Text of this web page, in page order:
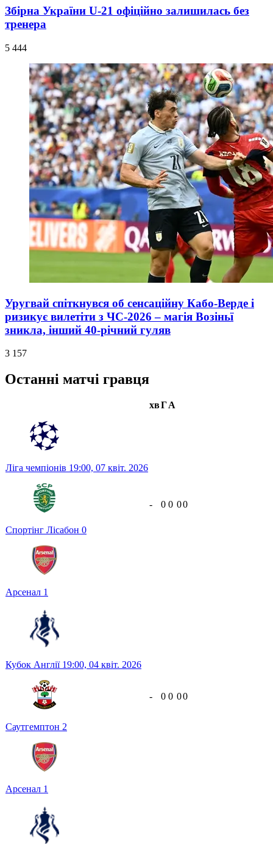
Збірна України U-21 офіційно залишилась без
тренера
5 444
Уругвай спіткнувся об сенсаційну Кабо-Верде і
ризикує вилетіти з ЧС-2026 – магія Возіньї
зникла, інший 40-річний гуляв
3 157
Останні матчі гравця
хвГА
Ліга чемпіонів 19:00, 07 квіт. 2026
Спортінг Лісабон 0
Арсенал 1
- 0 0 00
Кубок Англії 19:00, 04 квіт. 2026
Саутгемптон 2
Арсенал 1
- 0 0 00